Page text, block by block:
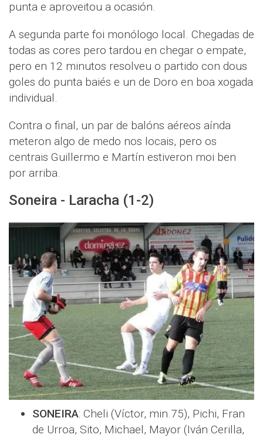
punta e aproveitou a ocasión.
A segunda parte foi monólogo local. Chegadas de
todas as cores pero tardou en chegar o empate,
pero en 12 minutos resolveu o partido con dous
goles do punta baiés e un de Doro en boa xogada
individual.
Contra o final, un par de balóns aéreos aínda
meteron algo de medo nos locais, pero os
centrais Guillermo e Martín estiveron moi ben
por arriba.
Soneira - Laracha (1-2)
SONEIRA: Cheli (Víctor, min.75), Pichi, Fran
de Urroa, Sito, Michael, Mayor (Iván Cerilla,